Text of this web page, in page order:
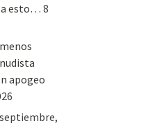
esto… 8
apogeo